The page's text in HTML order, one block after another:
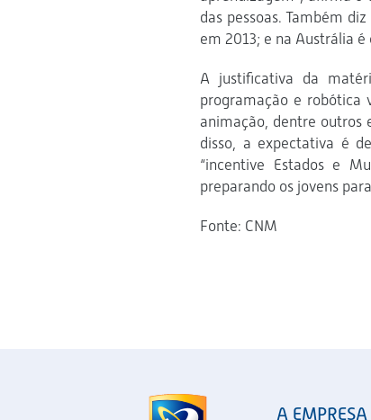
das pessoas. Também
em 2013; e na Austrália
A justificativa da
programação e robótica
animação, dentre outros
disso, a expectativa é
“incentive Estados e
preparando os jovens
Fonte: CNM
A EMPRESA